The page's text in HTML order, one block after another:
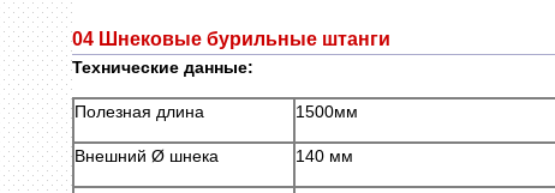
04 Шнековые бурильные штанги
Технические данные:
Полезная длина 1500мм
Внешний Ø шнека 140 мм